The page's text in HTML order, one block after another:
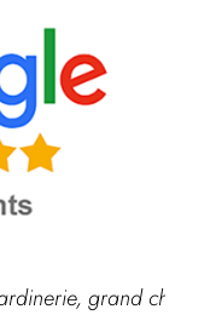
de fleurs et